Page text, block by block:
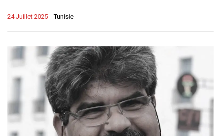
-Tunisie
24 Juillet 2025